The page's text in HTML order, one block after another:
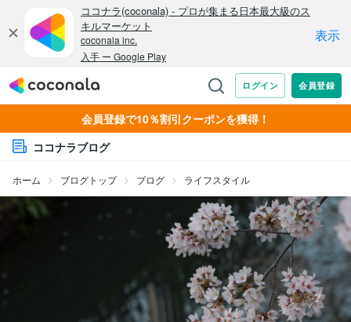
会員登録で10％割引クーポンを獲得！
ココナラブログ
ホーム ブログトップ ブログ ライフスタイル